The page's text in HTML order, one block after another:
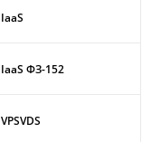
IaaS
IaaS ФЗ-152
VPSVDS